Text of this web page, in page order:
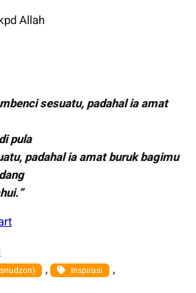
Allah
sesuatu, padahal ia amat
pula
padahal ia amat buruk bagimu
, Inspirasi ,